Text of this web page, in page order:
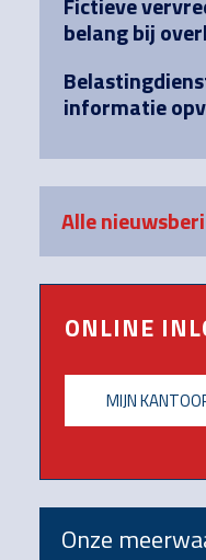
belang bij
informatie
Alle
ONLINE
MIJN
Onze